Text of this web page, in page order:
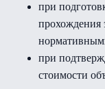
при
прохождения
при
стоимости